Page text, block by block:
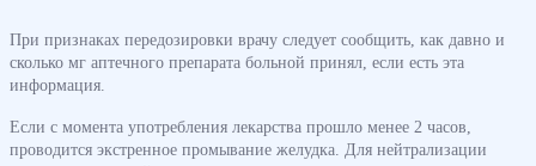
При признаках передозировки врачу следует сообщить, как давно и
сколько мг аптечного препарата больной принял, если есть эта
информация.
Если с момента употребления лекарства прошло менее 2 часов,
проводится экстренное промывание желудка. Для нейтрализации